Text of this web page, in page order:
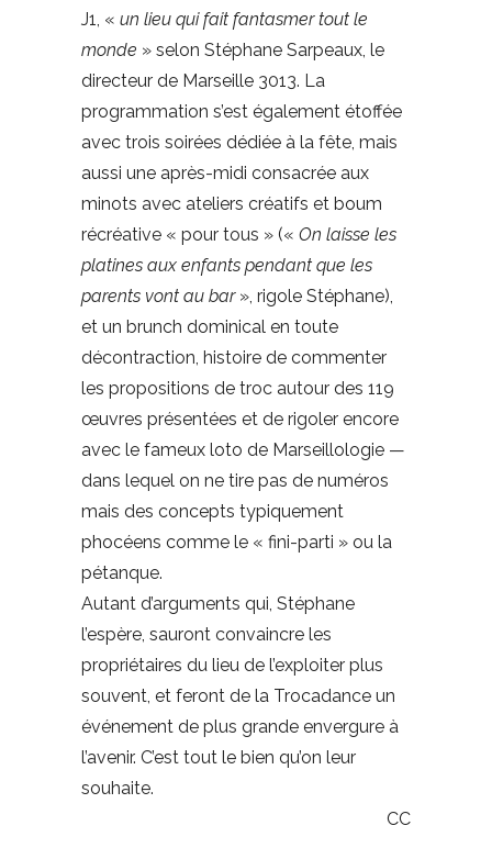
J1, « un lieu qui fait fantasmer tout le
monde » selon Stéphane Sarpeaux, le
directeur de Marseille 3013. La
programmation s’est également étoffée
avec trois soirées dédiée à la fête, mais
aussi une après-midi consacrée aux
minots avec ateliers créatifs et boum
récréative « pour tous » (« On laisse les
platines aux enfants pendant que les
parents vont au bar », rigole Stéphane),
et un brunch dominical en toute
décontraction, histoire de commenter
les propositions de troc autour des 119
œuvres présentées et de rigoler encore
avec le fameux loto de Marseillologie —
dans lequel on ne tire pas de numéros
mais des concepts typiquement
phocéens comme le « fini-parti » ou la
pétanque.
Autant d’arguments qui, Stéphane
l’espère, sauront convaincre les
propriétaires du lieu de l’exploiter plus
souvent, et feront de la Trocadance un
événement de plus grande envergure à
l’avenir. C’est tout le bien qu’on leur
souhaite.
CC